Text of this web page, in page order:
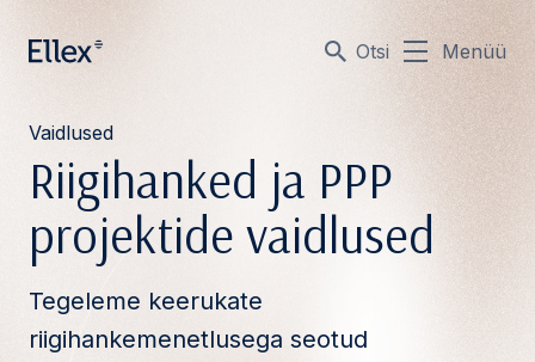
Otsi Menüü
Vaidlused
Riigihanked ja PPP
projektide vaidlused
Tegeleme keerukate
riigihankemenetlusega seotud